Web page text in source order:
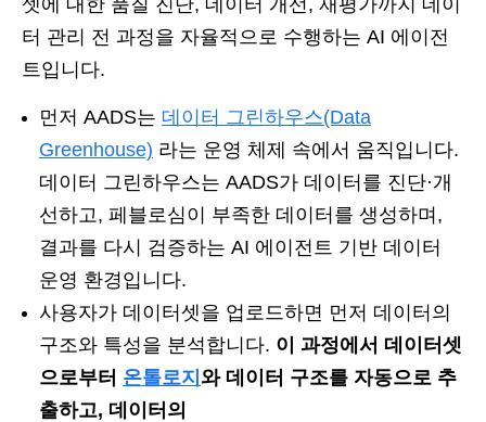
셋에 대한 품질 진단, 데이터 개선, 재평가까지 데이
터 관리 전 과정을 자율적으로 수행하는 AI 에이전
트입니다.
먼저 AADS는 데이터 그린하우스(Data
Greenhouse) 라는 운영 체제 속에서 움직입니다.
데이터 그린하우스는 AADS가 데이터를 진단·개
선하고, 페블로심이 부족한 데이터를 생성하며,
결과를 다시 검증하는 AI 에이전트 기반 데이터
운영 환경입니다.
사용자가 데이터셋을 업로드하면 먼저 데이터의
구조와 특성을 분석합니다. 이 과정에서 데이터셋
으로부터 온톨로지 와 데이터 구조를 자동으로 추
출하고, 데이터의